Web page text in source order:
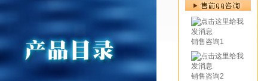
销售咨询1
销售咨询2